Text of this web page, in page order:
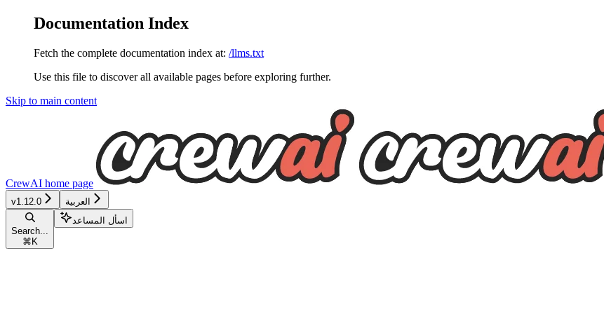
Documentation Index
Fetch the complete documentation index at: /llms.txt
Use this file to discover all available pages before exploring further.
Skip to main content
CrewAI home page
v1.12.0 العربية
Search...
⌘ K
اسأل المساعد